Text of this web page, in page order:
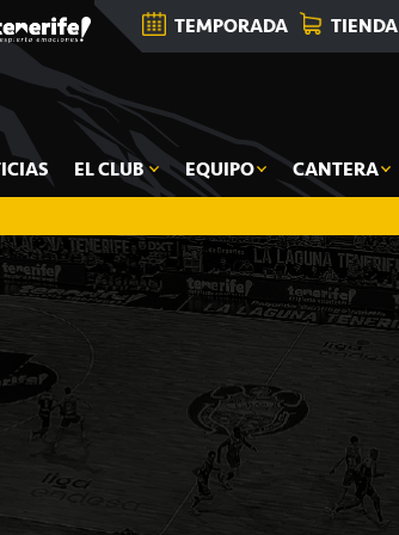
TEMPORADA TIENDA
EL CLUB EQUIPO CANTERA